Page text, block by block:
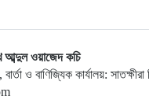
আব্দুল ওয়াজেদ কচি
বার্তা ও বাণিজ্যিক কার্যালয়: